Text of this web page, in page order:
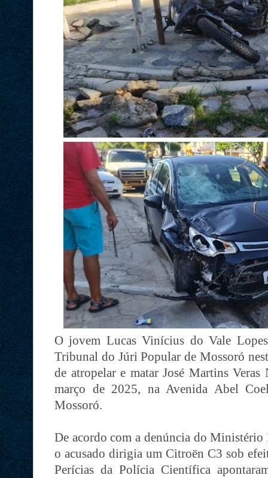
O jovem Lucas Vinícius do Vale
Tribunal do Júri Popular de Mossoró
de atropelar e matar José Martins Veras
março de 2025, na Avenida Abel
Mossoró.
De acordo com a denúncia do
o acusado dirigia um Citroën C3 sob
Perícias da Polícia Científica